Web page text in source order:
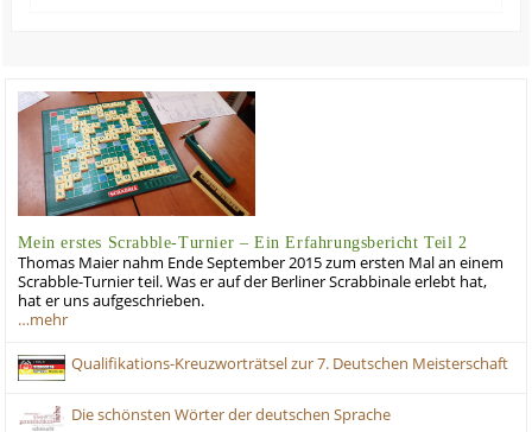
Mein erstes Scrabble-Turnier – Ein Erfahrungsbericht Teil 2
Thomas Maier nahm Ende September 2015 zum ersten Mal an einem
Scrabble-Turnier teil. Was er auf der Berliner Scrabbinale erlebt hat,
hat er uns aufgeschrieben.
…mehr
Qualifikations-Kreuzworträtsel zur 7. Deutschen Meisterschaft
Die schönsten Wörter der deutschen Sprache